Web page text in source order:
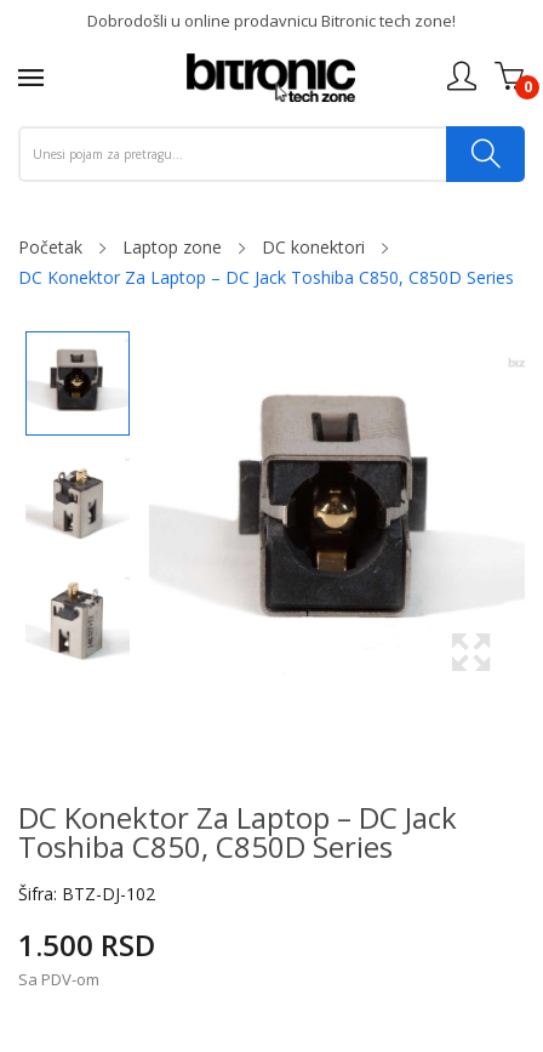
Dobrodošli u online prodavnicu Bitronic tech zone!
0
Početak Laptop zone
DC konektori
DC Konektor Za Laptop – DC Jack Toshiba C850, C850D Series
DC Konektor Za Laptop – DC Jack
Toshiba C850, C850D Series
Šifra: BTZ-DJ-102
1.500 RSD
Sa PDV-om